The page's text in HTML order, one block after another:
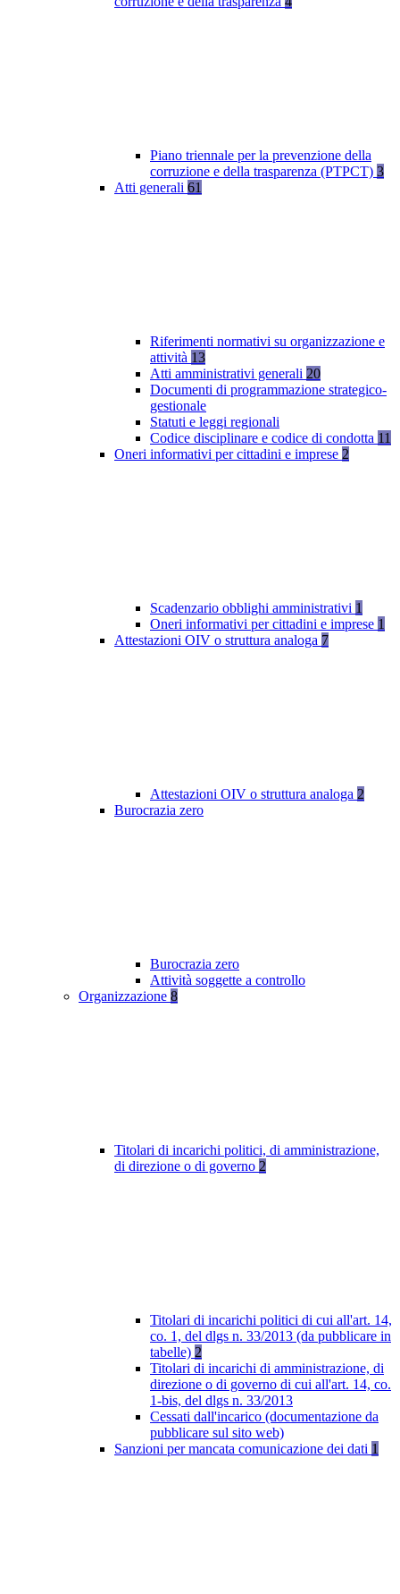
Piano triennale per la prevenzione della
corruzione e della trasparenza (PTPCT) 3
Atti generali 61
Riferimenti normativi su organizzazione e
attività 13
Atti amministrativi generali 20
Documenti di programmazione strategico-
gestionale
Statuti e leggi regionali
Codice disciplinare e codice di condotta 11
Oneri informativi per cittadini e imprese 2
Scadenzario obblighi amministrativi 1
Oneri informativi per cittadini e imprese 1
Attestazioni OIV o struttura analoga 7
Attestazioni OIV o struttura analoga 2
Burocrazia zero
Burocrazia zero
Attività soggette a controllo
Organizzazione 8
Titolari di incarichi politici, di amministrazione,
di direzione o di governo 2
Titolari di incarichi politici di cui all'art. 14,
co. 1, del dlgs n. 33/2013 (da pubblicare in
tabelle) 2
Titolari di incarichi di amministrazione, di
direzione o di governo di cui all'art. 14, co.
1-bis, del dlgs n. 33/2013
Cessati dall'incarico (documentazione da
pubblicare sul sito web)
Sanzioni per mancata comunicazione dei dati 1